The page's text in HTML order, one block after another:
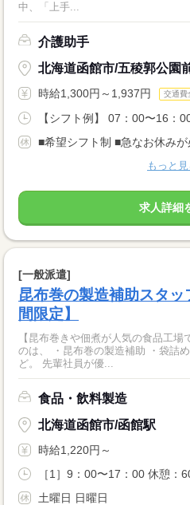
中、「上手...
介護助手
北海道函館市/五稜郭公園
時給1,300円～1,937円 交通費
【シフト例】 07：00〜16：
■希望シフト制 ■急なお休みが
もっと見
求人詳細
[一般派遣]
昆布巻の製造補助スタ
間限定】
【昆布巻きや佃煮が人気の食品工
のは、 ・昆布巻の製造補助 ・袋詰
ど。 先輩社員が優...
食品・飲料製造
北海道函館市/函館駅
時給1,220円～
［1］9：00〜17：00 休憩：
土曜日 日曜日